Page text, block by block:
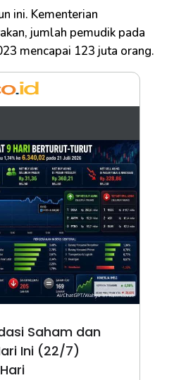
ini. Kementerian
jumlah pemudik pada
mencapai 123 juta orang.
Saham dan
Ini (22/7)